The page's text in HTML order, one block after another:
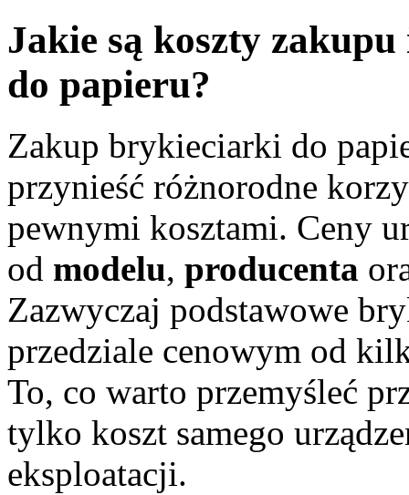
Jakie są koszty
do papieru?
Zakup brykieciarki do
przynieść różnorodne
pewnymi kosztami. Ceny
od modelu, producenta
Zazwyczaj podstawowe
przedziale cenowym od
To, co warto przemyśleć
tylko koszt samego
eksploatacji.